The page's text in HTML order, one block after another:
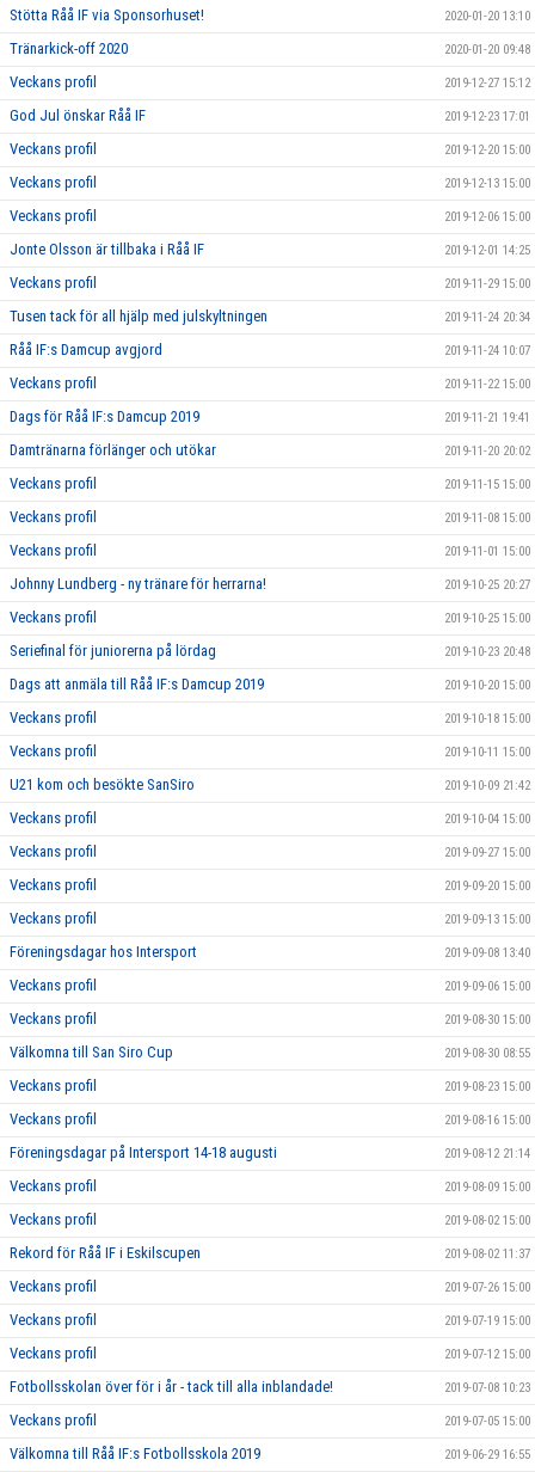
Stötta Råå IF via Sponsorhuset! 2020-01-20 13:10
Tränarkick-off 2020 2020-01-20 09:48
Veckans profil 2019-12-27 15:12
God Jul önskar Råå IF 2019-12-23 17:01
Veckans profil 2019-12-20 15:00
Veckans profil 2019-12-13 15:00
Veckans profil 2019-12-06 15:00
Jonte Olsson är tillbaka i Råå IF 2019-12-01 14:25
Veckans profil 2019-11-29 15:00
Tusen tack för all hjälp med julskyltningen 2019-11-24 20:34
Råå IF:s Damcup avgjord 2019-11-24 10:07
Veckans profil 2019-11-22 15:00
Dags för Råå IF:s Damcup 2019 2019-11-21 19:41
Damtränarna förlänger och utökar 2019-11-20 20:02
Veckans profil 2019-11-15 15:00
Veckans profil 2019-11-08 15:00
Veckans profil 2019-11-01 15:00
Johnny Lundberg - ny tränare för herrarna! 2019-10-25 20:27
Veckans profil 2019-10-25 15:00
Seriefinal för juniorerna på lördag 2019-10-23 20:48
Dags att anmäla till Råå IF:s Damcup 2019 2019-10-20 15:00
Veckans profil 2019-10-18 15:00
Veckans profil 2019-10-11 15:00
U21 kom och besökte SanSiro 2019-10-09 21:42
Veckans profil 2019-10-04 15:00
Veckans profil 2019-09-27 15:00
Veckans profil 2019-09-20 15:00
Veckans profil 2019-09-13 15:00
Föreningsdagar hos Intersport 2019-09-08 13:40
Veckans profil 2019-09-06 15:00
Veckans profil 2019-08-30 15:00
Välkomna till San Siro Cup 2019-08-30 08:55
Veckans profil 2019-08-23 15:00
Veckans profil 2019-08-16 15:00
Föreningsdagar på Intersport 14-18 augusti 2019-08-12 21:14
Veckans profil 2019-08-09 15:00
Veckans profil 2019-08-02 15:00
Rekord för Råå IF i Eskilscupen 2019-08-02 11:37
Veckans profil 2019-07-26 15:00
Veckans profil 2019-07-19 15:00
Veckans profil 2019-07-12 15:00
Fotbollsskolan över för i år - tack till alla inblandade! 2019-07-08 10:23
Veckans profil 2019-07-05 15:00
Välkomna till Råå IF:s Fotbollsskola 2019 2019-06-29 16:55